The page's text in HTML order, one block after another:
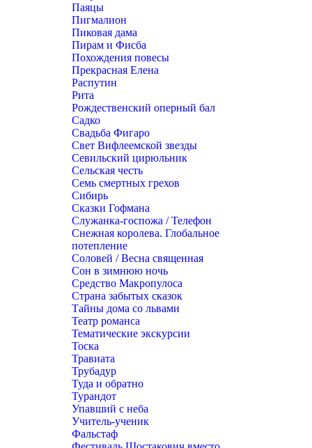
Паяцы
Пигмалион
Пиковая дама
Пирам и Фисба
Похождения повесы
Прекрасная Елена
Распутин
Рита
Рождественский оперный бал
Садко
Свадьба Фигаро
Свет Вифлеемской звезды
Севильский цирюльник
Сельская честь
Семь смертных грехов
Сибирь
Сказки Гофмана
Служанка-госпожа / Телефон
Снежная королева. Глобальное
потепление
Соловей / Весна священная
Сон в зимнюю ночь
Средство Макропулоса
Страна забытых сказок
Тайны дома со львами
Театр романса
Тематические экскурсии
Тоска
Травиата
Трубадур
Туда и обратно
Турандот
Упавший с неба
Учитель-ученик
Фальстаф